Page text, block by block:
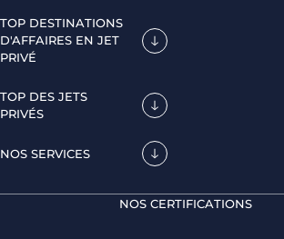
TOP DESTINATIONS
D'AFFAIRES EN JET
PRIVÉ
TOP DES JETS
PRIVÉS
NOS SERVICES
NOS CERTIFICATIONS